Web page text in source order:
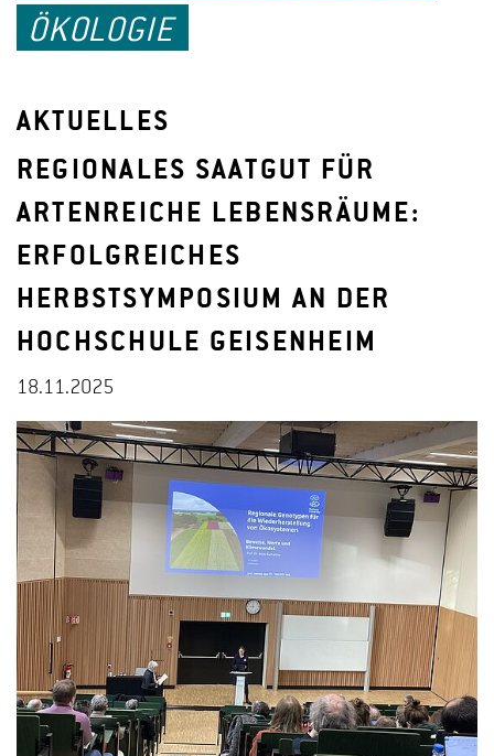
ÖKOLOGIE
AKTUELLES
REGIONALES SAATGUT FÜR
ARTENREICHE LEBENSRÄUME:
ERFOLGREICHES
HERBSTSYMPOSIUM AN DER
HOCHSCHULE GEISENHEIM
18.11.2025